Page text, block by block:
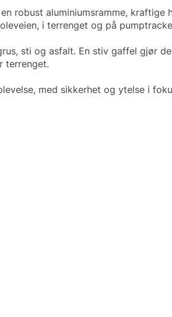
robust aluminiumsramme, kraftige
i terrenget og på
sti og asfalt. En stiv gaffel gjør
terrenget.
med sikkerhet og ytelse i